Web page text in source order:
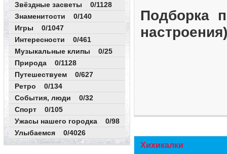
Звёздные засветы 0/1128
Знаменитости 0/140
Игры 0/1047
Интересности 0/461
Музыкальные клипы 0/25
Природа 0/1128
Путешествуем 0/627
Ретро 0/134
События, люди 0/32
Спорт 0/105
Ужасы нашего городка 0/98
Улыбаемся 0/4026
Подборка
Хихикалки